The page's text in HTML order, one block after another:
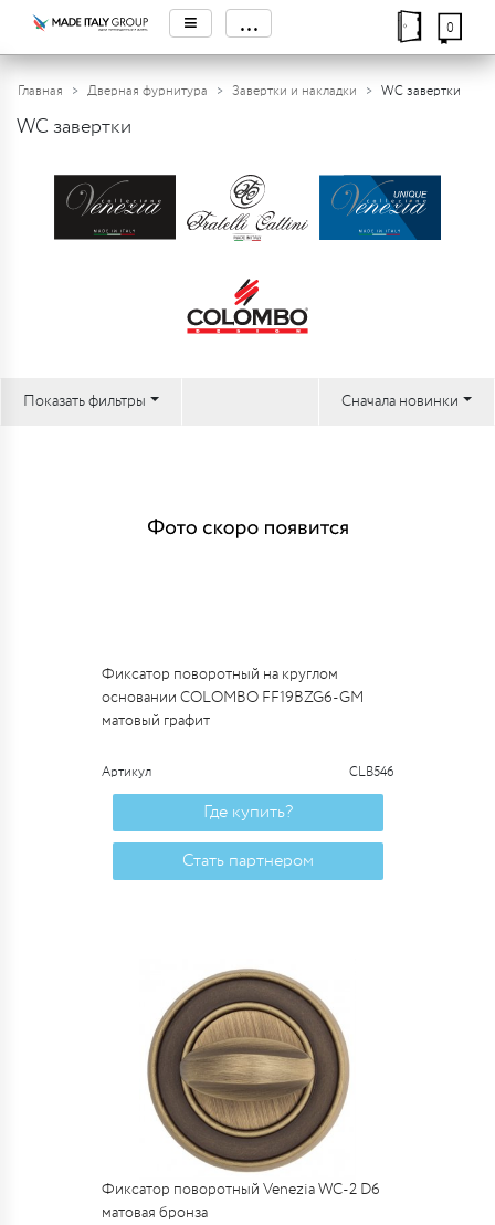
≡ ... 0
Главная Дверная фурнитура Завертки и накладки WC завертки
WC завертки
Показать фильтры Сначала новинки
Фиксатор поворотный на круглом
основании COLOMBO FF19BZG6-GM
матовый графит
Артикул CLB546
Где купить?
Стать партнером
Фиксатор поворотный Venezia WC-2 D6
матовая бронза